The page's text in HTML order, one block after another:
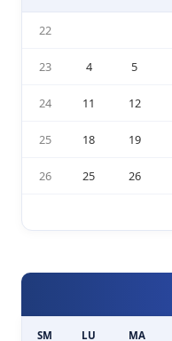
22
23 4 5
24 11 12
25 18 19
26 25 26
SM LU MA